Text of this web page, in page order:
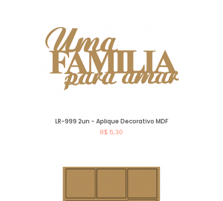
LR-999 2un - Aplique Decorativo MDF
R$ 5,30